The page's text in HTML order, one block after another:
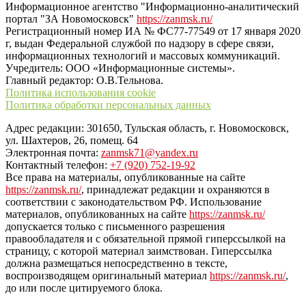
Информационное агентство "Информационно-аналитический
портал "ЗА Новомосковск" https://zanmsk.ru/
Регистрационный номер ИА № ФС77-77549 от 17 января 2020
г, выдан Федеральной службой по надзору в сфере связи,
информационных технологий и массовых коммуникаций.
Учредитель: ООО «Информационные системы».
Главный редактор: О.В.Тельнова.
Политика использования cookie
Политика обработки персональных данных
Адрес редакции: 301650, Тульская область, г. Новомосковск,
ул. Шахтеров, 26, помещ. 64
Электронная почта: zanmsk71@yandex.ru
Контактный телефон: +7 (920) 752-19-92
Все права на материалы, опубликованные на сайте
https://zanmsk.ru/, принадлежат редакции и охраняются в
соответствии с законодательством РФ. Использование
материалов, опубликованных на сайте https://zanmsk.ru/
допускается только с письменного разрешения
правообладателя и с обязательной прямой гиперссылкой на
страницу, с которой материал заимствован. Гиперссылка
должна размещаться непосредственно в тексте,
воспроизводящем оригинальный материал https://zanmsk.ru/,
до или после цитируемого блока.